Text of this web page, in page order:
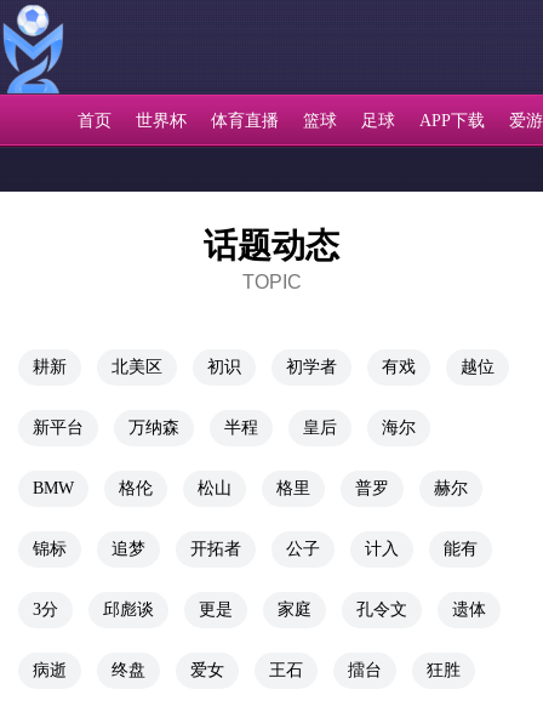
首页 世界杯 体育直播 篮球 足球 APP下载 爱
话题动态
TOPIC
耕新 北美区 初识 初学者 有戏 越位
新平台 万纳森 半程 皇后 海尔
BMW 格伦 松山 格里 普罗 赫尔
锦标 追梦 开拓者 公子 计入 能有
3分 邱彪谈 更是 家庭 孔令文 遗体
病逝 终盘 爱女 王石 擂台 狂胜